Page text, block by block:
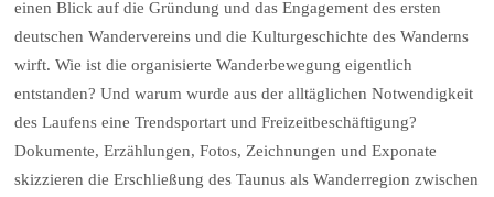
einen Blick auf die Gründung und das Engagement des ersten
deutschen Wandervereins und die Kulturgeschichte des Wanderns
wirft. Wie ist die organisierte Wanderbewegung eigentlich
entstanden? Und warum wurde aus der alltäglichen Notwendigkeit
des Laufens eine Trendsportart und Freizeitbeschäftigung?
Dokumente, Erzählungen, Fotos, Zeichnungen und Exponate
skizzieren die Erschließung des Taunus als Wanderregion zwischen